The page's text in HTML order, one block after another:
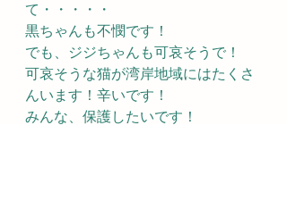
て・・・・・
黒ちゃんも不憫です！
でも、ジジちゃんも可哀そうで！
可哀そうな猫が湾岸地域にはたくさ
んいます！辛いです！
みんな、保護したいです！